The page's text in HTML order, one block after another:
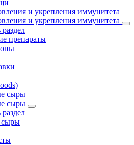
и укрепления иммунитета
и укрепления иммунитета
препараты
сыры
сыры
сыры